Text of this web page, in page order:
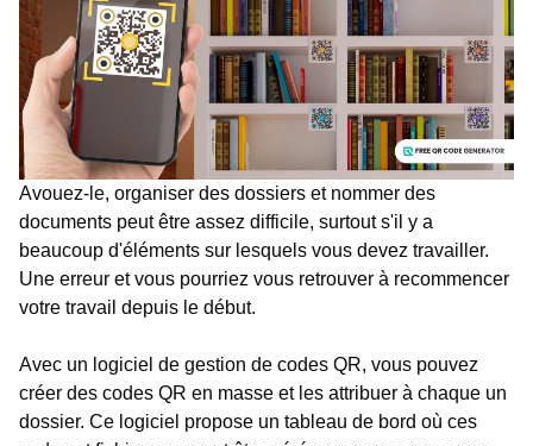
Avouez-le, organiser des dossiers et nommer des
documents peut être assez difficile, surtout s'il y a
beaucoup d'éléments sur lesquels vous devez travailler.
Une erreur et vous pourriez vous retrouver à recommencer
votre travail depuis le début.
Avec un logiciel de gestion de codes QR, vous pouvez
créer des codes QR en masse et les attribuer à chaque un
dossier. Ce logiciel propose un tableau de bord où ces